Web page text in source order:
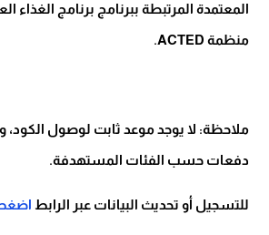
المعتمدة المرتبطة ببرنامج برنامج الغذاء
منظمة ACTED.
ملاحظة: لا يوجد موعد ثابت لوصول الكود،
دفعات حسب الفئات المستهدفة.
للتسجيل أو تحديث البيانات عبر الرابط